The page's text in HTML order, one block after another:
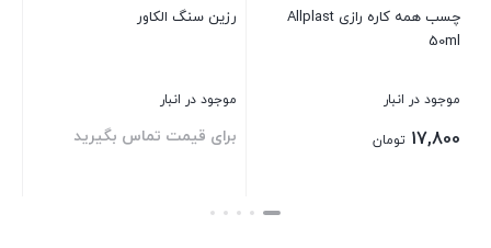
چسب آلومینیوم عرض 1 سانتی
متر
موجود در انبار
برای قیمت تماس بگیرید
چسب لاکسیل ۵۸۱۱ بزرگ
موجود در انبار
برای قیمت تماس بگیرید
بستن